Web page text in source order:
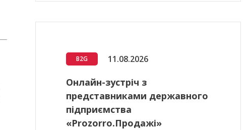
B2G 11.08.2026
Онлайн-зустріч з
представниками державного
підприємства
«Prozorro.Продажі»